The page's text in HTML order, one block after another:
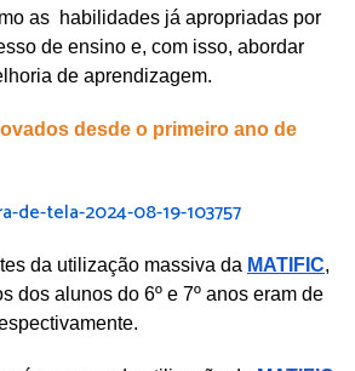
as  habilidades já apropriadas por
de ensino e, com isso, abordar
de aprendizagem.
desde o primeiro ano de
da utilização massiva da MATIFIC,
dos alunos do 6º e 7º anos eram de